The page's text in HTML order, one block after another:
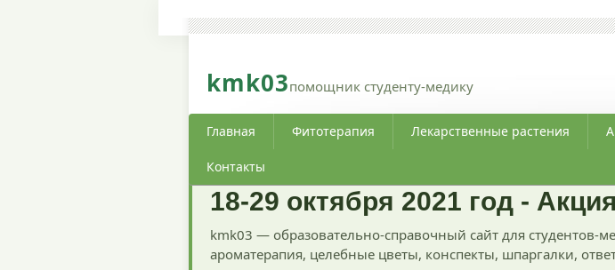
kmk03помощник студенту-медику
Главная Фитотерапия Лекарственные растения
Контакты
18-29 октября 2021 год -
kmk03 — образовательно-справочный сайт для студентов-
ароматерапия, целебные цветы, конспекты, шпаргалки,